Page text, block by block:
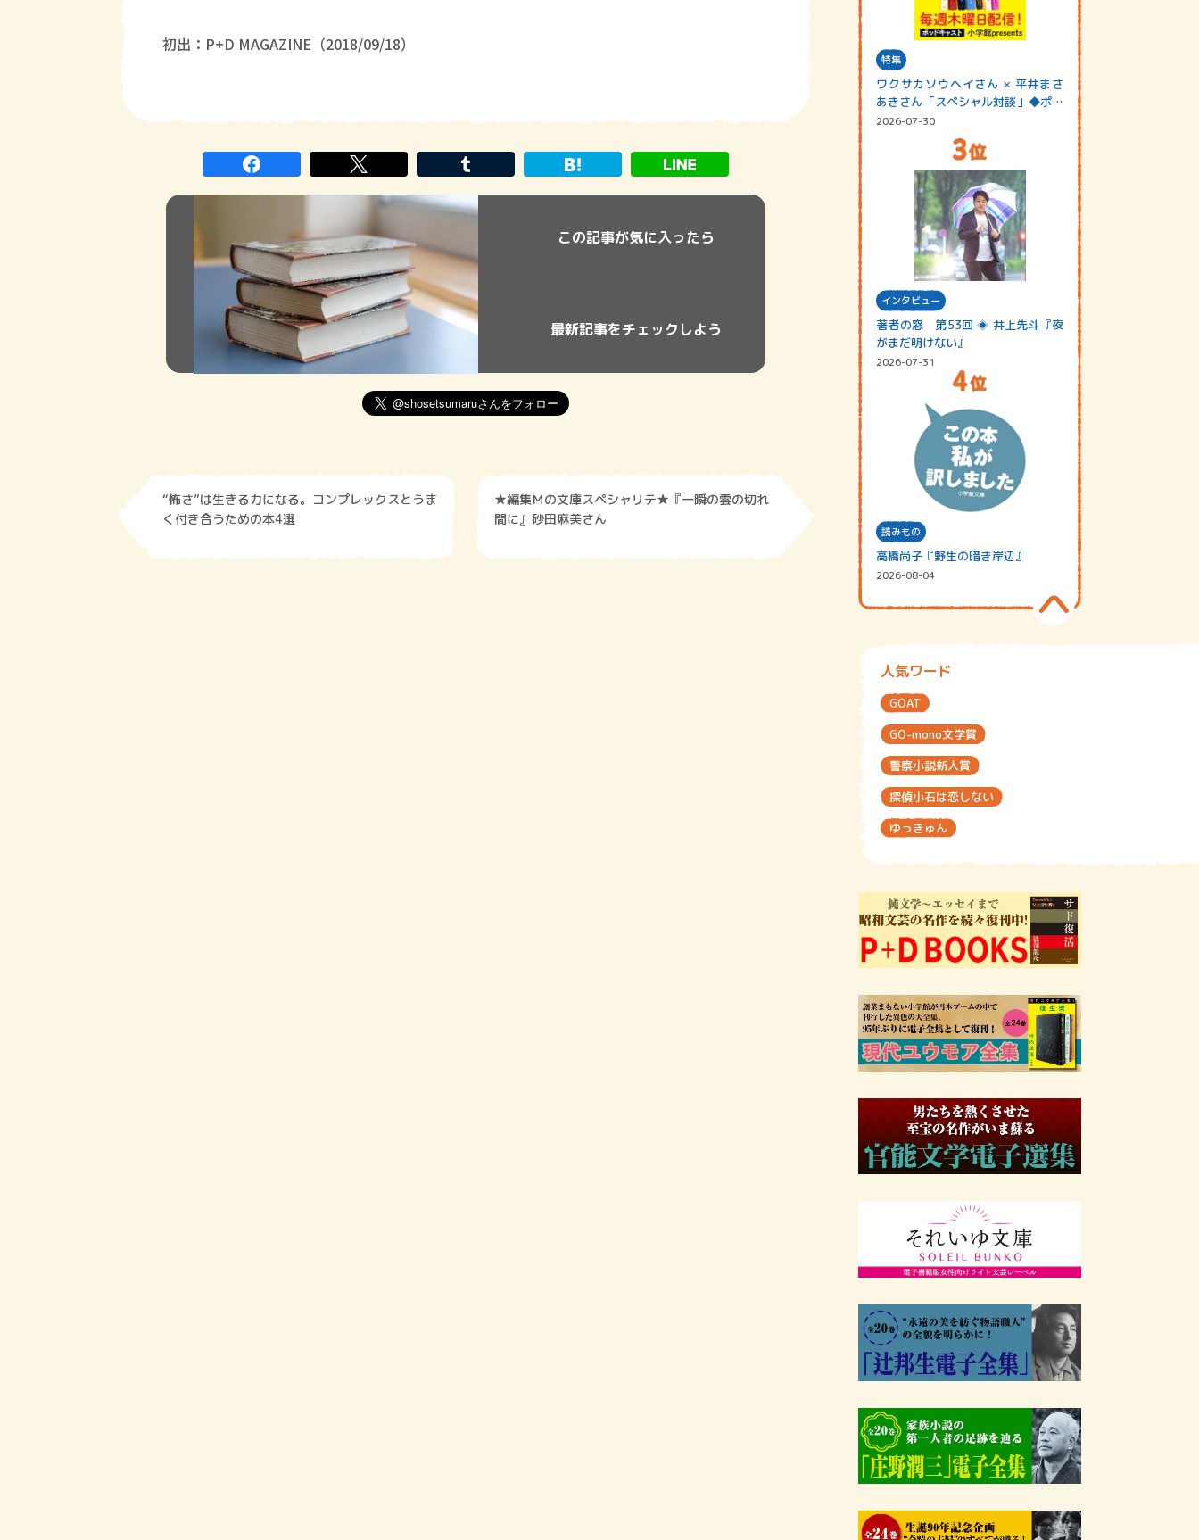
初出：P+D MAGAZINE（2018/09/18）
この記事が気に入ったら
最新記事をチェックしよう
“怖さ”は生きる力になる。コンプレックスとうま
く付き合うための本4選
★編集Ｍの文庫スペシャリテ★『一瞬の雲の切れ
間に』砂田麻美さん
特集
ワクサカソウヘイさん × 平井まさ
あきさん「スペシャル対談」◆ポッ
ドキャスト…
2026-07-30
インタビュー
著者の窓 第53回 ◈ 井上先斗『夜
がまだ明けない』
2026-07-31
読みもの
高橋尚子『野生の暗き岸辺』
2026-08-04
人気ワード
GOAT
GO-mono文学賞
警察小説新人賞
探偵小石は恋しない
ゆっきゅん